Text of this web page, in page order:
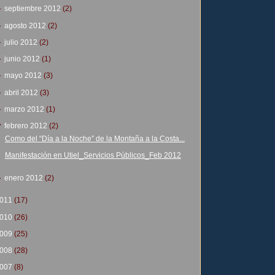
septiembre 2012 (2)
agosto 2012 (2)
julio 2012 (2)
junio 2012 (1)
mayo 2012 (3)
abril 2012 (3)
marzo 2012 (1)
febrero 2012 (2)
Como del “Día a la Noche” de la Montaña a la Costa...
Manifestación en Utiel_Servicios Públicos_Feb 2012
enero 2012 (2)
(17)
(26)
(25)
(28)
(8)